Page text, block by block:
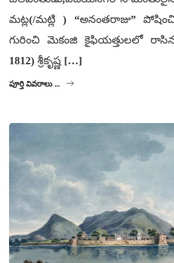
మట్ల(/మట్లి ) “అనంతరాజు”
గురించి మెకంజి కైఫియత్తులలో
1812) శ్రీకృష్ణ […]
పూర్తి వివరాలు ...